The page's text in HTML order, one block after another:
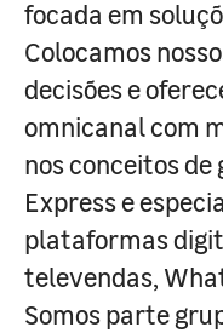
focada em
Colocamos
decisões e
omnicanal com
nos conceitos
Express e
plataformas
televendas,
Somos parte